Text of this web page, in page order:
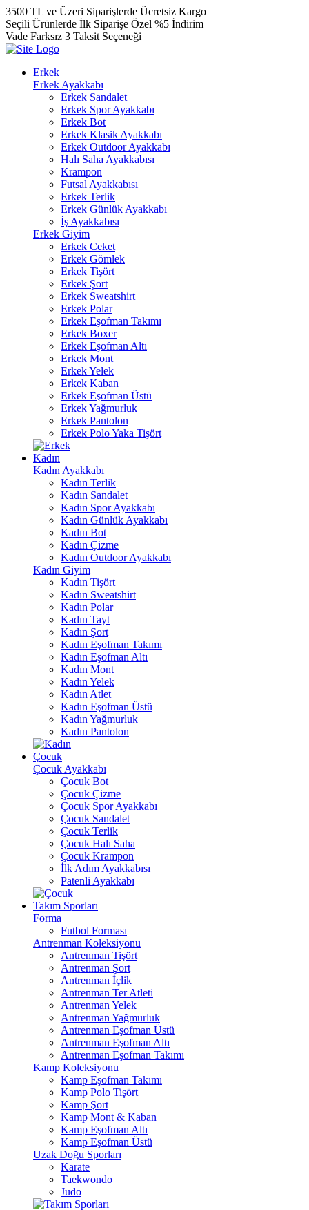
3500 TL ve Üzeri Siparişlerde Ücretsiz Kargo
Seçili Ürünlerde İlk Siparişe Özel %5 İndirim
Vade Farksız 3 Taksit Seçeneği
Erkek
Erkek Ayakkabı
Erkek Sandalet
Erkek Spor Ayakkabı
Erkek Bot
Erkek Klasik Ayakkabı
Erkek Outdoor Ayakkabı
Halı Saha Ayakkabısı
Krampon
Futsal Ayakkabısı
Erkek Terlik
Erkek Günlük Ayakkabı
İş Ayakkabısı
Erkek Giyim
Erkek Ceket
Erkek Gömlek
Erkek Tişört
Erkek Şort
Erkek Sweatshirt
Erkek Polar
Erkek Eşofman Takımı
Erkek Boxer
Erkek Eşofman Altı
Erkek Mont
Erkek Yelek
Erkek Kaban
Erkek Eşofman Üstü
Erkek Yağmurluk
Erkek Pantolon
Erkek Polo Yaka Tişört
Kadın
Kadın Ayakkabı
Kadın Terlik
Kadın Sandalet
Kadın Spor Ayakkabı
Kadın Günlük Ayakkabı
Kadın Bot
Kadın Çizme
Kadın Outdoor Ayakkabı
Kadın Giyim
Kadın Tişört
Kadın Sweatshirt
Kadın Polar
Kadın Tayt
Kadın Şort
Kadın Eşofman Takımı
Kadın Eşofman Altı
Kadın Mont
Kadın Yelek
Kadın Atlet
Kadın Eşofman Üstü
Kadın Yağmurluk
Kadın Pantolon
Çocuk
Çocuk Ayakkabı
Çocuk Bot
Çocuk Çizme
Çocuk Spor Ayakkabı
Çocuk Sandalet
Çocuk Terlik
Çocuk Halı Saha
Çocuk Krampon
İlk Adım Ayakkabısı
Patenli Ayakkabı
Takım Sporları
Forma
Futbol Forması
Antrenman Koleksiyonu
Antrenman Tişört
Antrenman Şort
Antrenman İçlik
Antrenman Ter Atleti
Antrenman Yelek
Antrenman Yağmurluk
Antrenman Eşofman Üstü
Antrenman Eşofman Altı
Antrenman Eşofman Takımı
Kamp Koleksiyonu
Kamp Eşofman Takımı
Kamp Polo Tişört
Kamp Şort
Kamp Mont & Kaban
Kamp Eşofman Altı
Kamp Eşofman Üstü
Uzak Doğu Sporları
Karate
Taekwondo
Judo